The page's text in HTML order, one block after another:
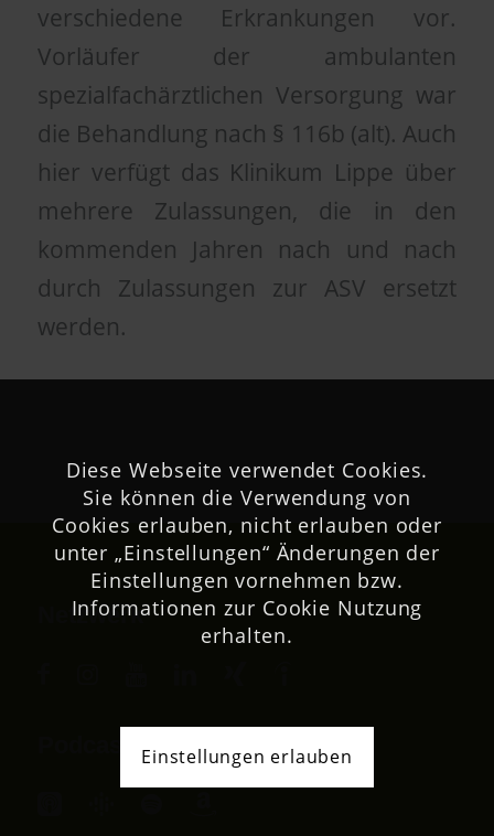
verschiedene Erkrankungen vor.
Vorläufer der ambulanten
spezialfachärztlichen Versorgung war
die Behandlung nach § 116b (alt). Auch
hier verfügt das Klinikum Lippe über
mehrere Zulassungen, die in den
kommenden Jahren nach und nach
durch Zulassungen zur ASV ersetzt
werden.
Netzwerk
Diese Webseite verwendet Cookies.
Sie können die Verwendung von
Cookies erlauben, nicht erlauben oder
unter „Einstellungen“ Änderungen der
Einstellungen vornehmen bzw.
Informationen zur Cookie Nutzung
erhalten.
Einstellungen erlauben